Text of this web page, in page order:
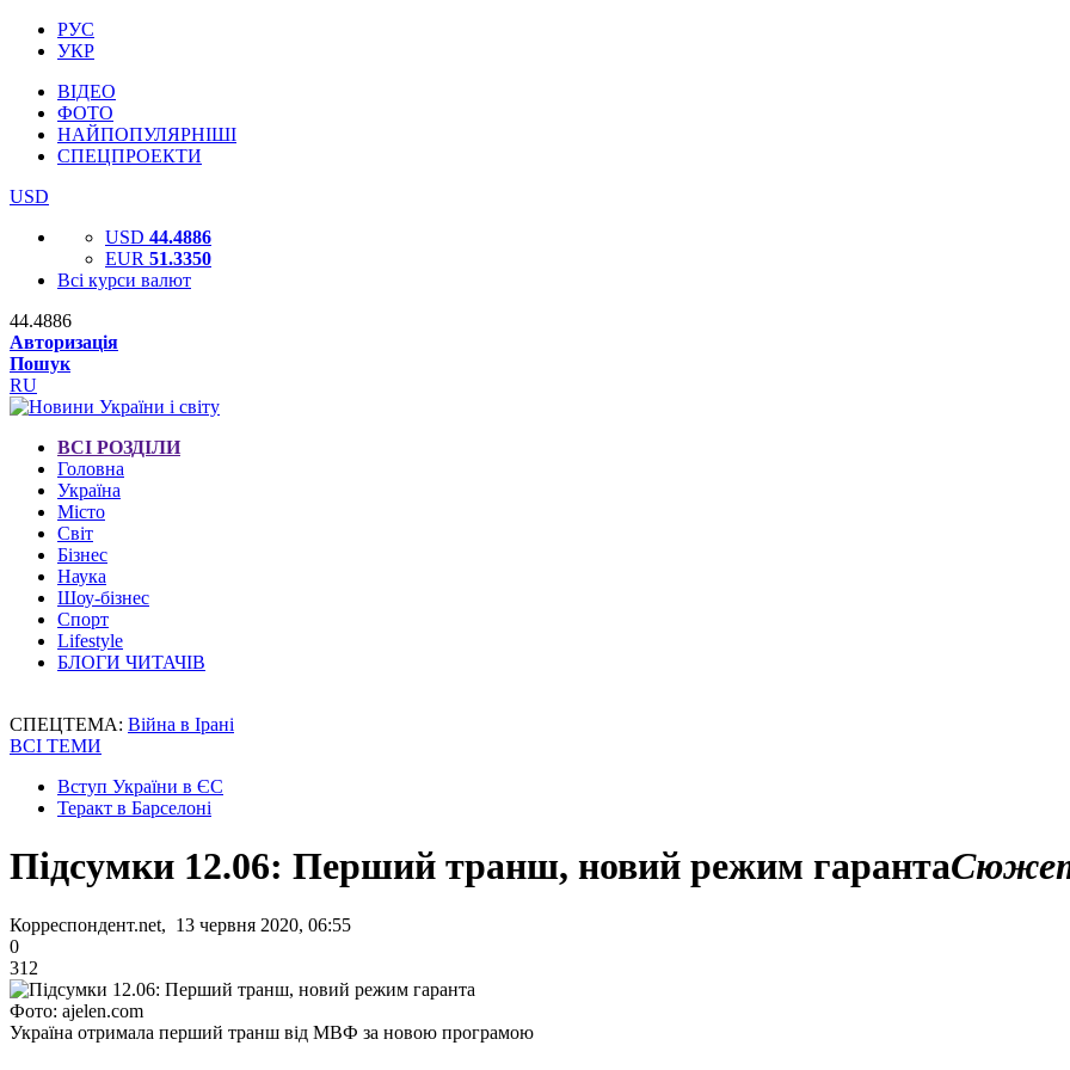
РУС
УКР
ВІДЕО
ФОТО
НАЙПОПУЛЯРНІШІ
СПЕЦПРОЕКТИ
USD
USD 44.4886
EUR 51.3350
Всі курси валют
44.4886
Авторизація
Пошук
RU
ВСІ РОЗДІЛИ
Головна
Україна
Місто
Світ
Бізнес
Наука
Шоу-бізнес
Спорт
Lifestyle
БЛОГИ ЧИТАЧІВ
СПЕЦТЕМА: Війна в Ірані
ВСІ ТЕМИ
Вступ України в ЄС
Теракт в Барселоні
Підсумки 12.06: Перший транш, новий режим гаранта
Корреспондент.net, 13 червня 2020, 06:55
0
312
Фото: ajelen.com
Україна отримала перший транш від МВФ за новою програмою